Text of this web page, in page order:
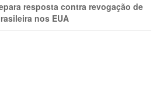
resposta contra revogação de
nos EUA